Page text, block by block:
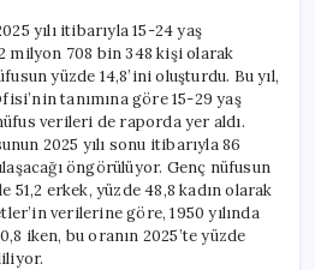
yılı itibarıyla 15-24 yaş
milyon 708 bin 348 kişi olarak
yüzde 14,8’ini oluşturdu. Bu yıl,
tanımına göre 15-29 yaş
verileri de raporda yer aldı.
2025 yılı sonu itibarıyla 86
öngörülüyor. Genç nüfusun
51,2 erkek, yüzde 48,8 kadın olarak
verilerine göre, 1950 yılında
iken, bu oranın 2025’te yüzde